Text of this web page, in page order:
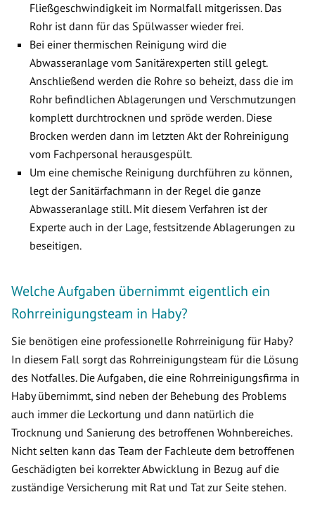
Fließgeschwindigkeit im Normalfall mitgerissen. Das
Rohr ist dann für das Spülwasser wieder frei.
Bei einer thermischen Reinigung wird die
Abwasseranlage vom Sanitärexperten still gelegt.
Anschließend werden die Rohre so beheizt, dass die im
Rohr befindlichen Ablagerungen und Verschmutzungen
komplett durchtrocknen und spröde werden. Diese
Brocken werden dann im letzten Akt der Rohreinigung
vom Fachpersonal herausgespült.
Um eine chemische Reinigung durchführen zu können,
legt der Sanitärfachmann in der Regel die ganze
Abwasseranlage still. Mit diesem Verfahren ist der
Experte auch in der Lage, festsitzende Ablagerungen zu
beseitigen.
Welche Aufgaben übernimmt eigentlich ein
Rohrreinigungsteam in Haby?
Sie benötigen eine professionelle Rohrreinigung für Haby?
In diesem Fall sorgt das Rohrreinigungsteam für die Lösung
des Notfalles. Die Aufgaben, die eine Rohrreinigungsfirma in
Haby übernimmt, sind neben der Behebung des Problems
auch immer die Leckortung und dann natürlich die
Trocknung und Sanierung des betroffenen Wohnbereiches.
Nicht selten kann das Team der Fachleute dem betroffenen
Geschädigten bei korrekter Abwicklung in Bezug auf die
zuständige Versicherung mit Rat und Tat zur Seite stehen.